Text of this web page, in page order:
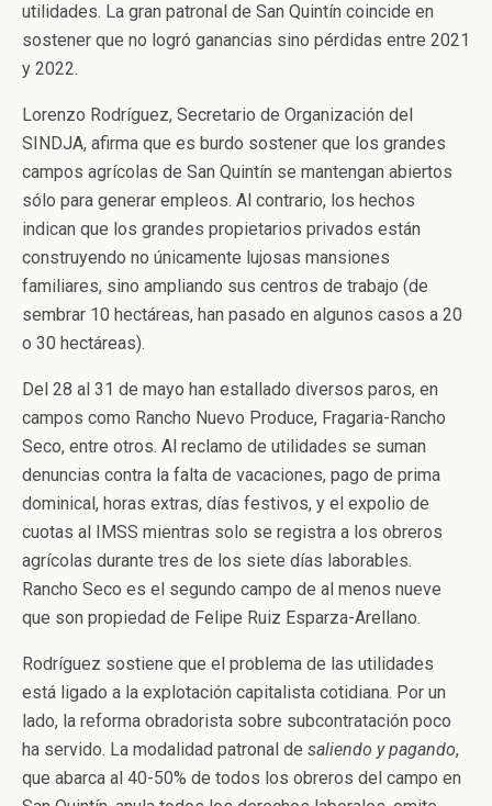
utilidades. La gran patronal de San Quintín coincide en
sostener que no logró ganancias sino pérdidas entre 2021
y 2022.
Lorenzo Rodríguez, Secretario de Organización del
SINDJA, afirma que es burdo sostener que los grandes
campos agrícolas de San Quintín se mantengan abiertos
sólo para generar empleos. Al contrario, los hechos
indican que los grandes propietarios privados están
construyendo no únicamente lujosas mansiones
familiares, sino ampliando sus centros de trabajo (de
sembrar 10 hectáreas, han pasado en algunos casos a 20
o 30 hectáreas).
Del 28 al 31 de mayo han estallado diversos paros, en
campos como Rancho Nuevo Produce, Fragaria-Rancho
Seco, entre otros. Al reclamo de utilidades se suman
denuncias contra la falta de vacaciones, pago de prima
dominical, horas extras, días festivos, y el expolio de
cuotas al IMSS mientras solo se registra a los obreros
agrícolas durante tres de los siete días laborables.
Rancho Seco es el segundo campo de al menos nueve
que son propiedad de Felipe Ruiz Esparza-Arellano.
Rodríguez sostiene que el problema de las utilidades
está ligado a la explotación capitalista cotidiana. Por un
lado, la reforma obradorista sobre subcontratación poco
ha servido. La modalidad patronal de saliendo y pagando,
que abarca al 40-50% de todos los obreros del campo en